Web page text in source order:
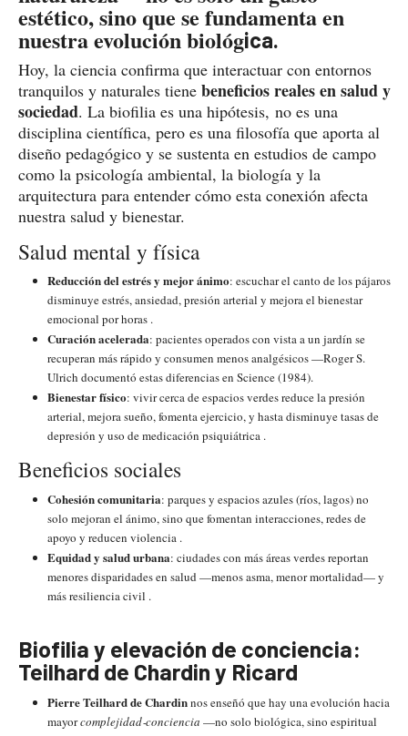
estético, sino que se fundamenta en
nuestra evolución biológica.
Hoy, la ciencia confirma que interactuar con entornos
tranquilos y naturales tiene beneficios reales en salud y
sociedad. La biofilia es una hipótesis, no es una
disciplina científica, pero es una filosofía que aporta al
diseño pedagógico y se sustenta en estudios de campo
como la psicología ambiental, la biología y la
arquitectura para entender cómo esta conexión afecta
nuestra salud y bienestar.
Salud mental y física
Reducción del estrés y mejor ánimo: escuchar el canto de los pájaros
disminuye estrés, ansiedad, presión arterial y mejora el bienestar
emocional por horas .
Curación acelerada: pacientes operados con vista a un jardín se
recuperan más rápido y consumen menos analgésicos —Roger S.
Ulrich documentó estas diferencias en Science (1984).
Bienestar físico: vivir cerca de espacios verdes reduce la presión
arterial, mejora sueño, fomenta ejercicio, y hasta disminuye tasas de
depresión y uso de medicación psiquiátrica .
Beneficios sociales
Cohesión comunitaria: parques y espacios azules (ríos, lagos) no
solo mejoran el ánimo, sino que fomentan interacciones, redes de
apoyo y reducen violencia .
Equidad y salud urbana: ciudades con más áreas verdes reportan
menores disparidades en salud —menos asma, menor mortalidad— y
más resiliencia civil .
Biofilia y elevación de conciencia:
Teilhard de Chardin y Ricard
Pierre Teilhard de Chardinnos enseñó que hay una evolución hacia
mayorcomplejidad‑conciencia —no solo biológica, sino espiritual